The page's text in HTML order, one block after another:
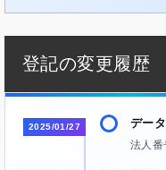
登記の変更履歴
2025/01/27 デー
法人番